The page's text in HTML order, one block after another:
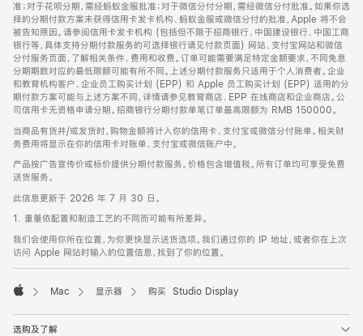
准；对于花呗分期，需经蚂蚁金服批准；对于微信分付分期，需经微信分付批准。如果你选
择的分期付款方案未获得信用卡发卡机构、蚂蚁金服或微信分付的批准，Apple 将不会
被告知原因。请参阅信用卡发卡机构 (包括但不限于招商银行、中国建设银行、中国工商
银行等，具体支持分期付款服务的可选择银行请见付款页面) 网站、支付宝网站和微信
分付服务页面，了解相关条件、费用和收费。订单可能需要满足特定金额要求，不同免息
分期期数对应的最低限额可能有所不同。上述分期付款服务只适用于个人消费者。企业
和教育机构客户、企业员工购买计划 (EPP) 和 Apple 员工购买计划 (EPP) 适用的分
期付款方案可能与上述方案不同，详情请参见教育商店、EPP 在线商店和企业商店。公
司信用卡无资格申请分期。招商银行分期付款单笔订单最高限额为 RMB 150000。
当商品有货并/或发货时，购物金额将计入你的信用卡、支付宝或微信分付账单。相关财
务费用将显示在你的信用卡对账单、支付宝或微信账户中。
产品按广告宣传价或标价提供分期付款服务。价格包含增值税。所有订单均可享受免费
送货服务。
此信息更新于 2026 年 7 月 30 日。
1. 重量依配置和制造工艺的不同而可能有所差异。
我们会使用你所在位置，为你更快显示送货选项。我们通过你的 IP 地址，或者你在上次
访问 Apple 网站时输入的位置信息，找到了你的位置。
Mac 显示器 购买 Studio Display
选购及了解